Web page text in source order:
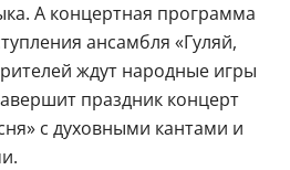
А концертная программа
ансамбля «Гуляй,
ждут народные игры
праздник концерт
с духовными кантами и